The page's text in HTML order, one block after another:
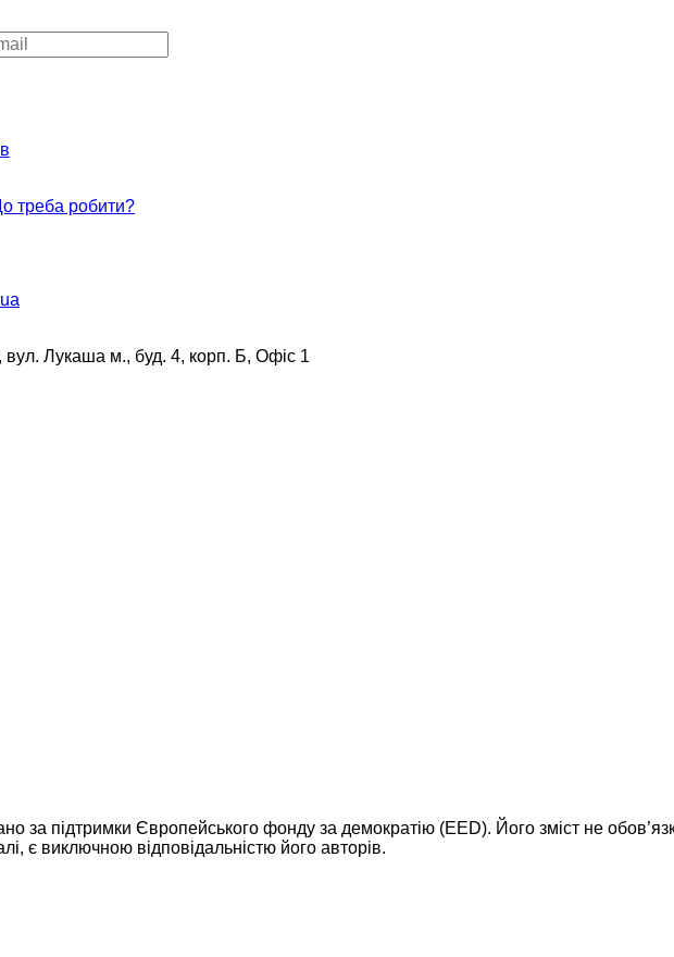
треба робити?
вул. Лукаша м., буд. 4, корп. Б, Офіс 1
за підтримки Європейського фонду за демократію (EED). Його зміст не
є виключною відповідальністю його авторів.